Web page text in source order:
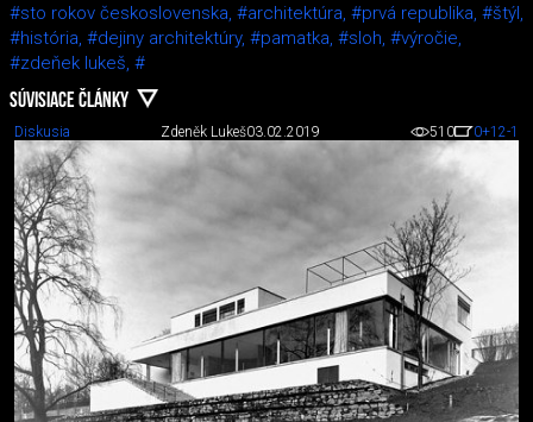
#sto rokov československa, #architektúra, #prvá republika, #štýl,
#história, #dejiny architektúry, #pamatka, #sloh, #výročie,
#zdeňek lukeš, #
SÚVISIACE ČLÁNKY
Diskusia Zdeněk Lukeš03.02.2019 510 0+12-1